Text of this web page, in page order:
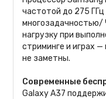
частотой до 275 ГГц
многозадачностью/
нагрузку при
стриминге и играх
не заметны.
Современные
Galaxy A37